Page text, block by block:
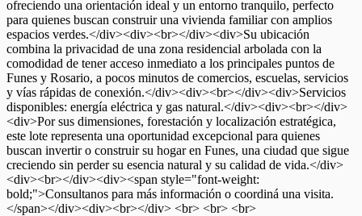
ofreciendo una orientación ideal y un entorno tranquilo, perfecto
para quienes buscan construir una vivienda familiar con amplios
espacios verdes.</div><div><br></div><div>Su ubicación
combina la privacidad de una zona residencial arbolada con la
comodidad de tener acceso inmediato a los principales puntos de
Funes y Rosario, a pocos minutos de comercios, escuelas, servicios
y vías rápidas de conexión.</div><div><br></div><div>Servicios
disponibles: energía eléctrica y gas natural.</div><div><br></div>
<div>Por sus dimensiones, forestación y localización estratégica,
este lote representa una oportunidad excepcional para quienes
buscan invertir o construir su hogar en Funes, una ciudad que sigue
creciendo sin perder su esencia natural y su calidad de vida.</div>
<div><br></div><div><span style="font-weight:
bold;">Consultanos para más información o coordiná una visita.
</span></div><div><br></div> <br> <br> <br>